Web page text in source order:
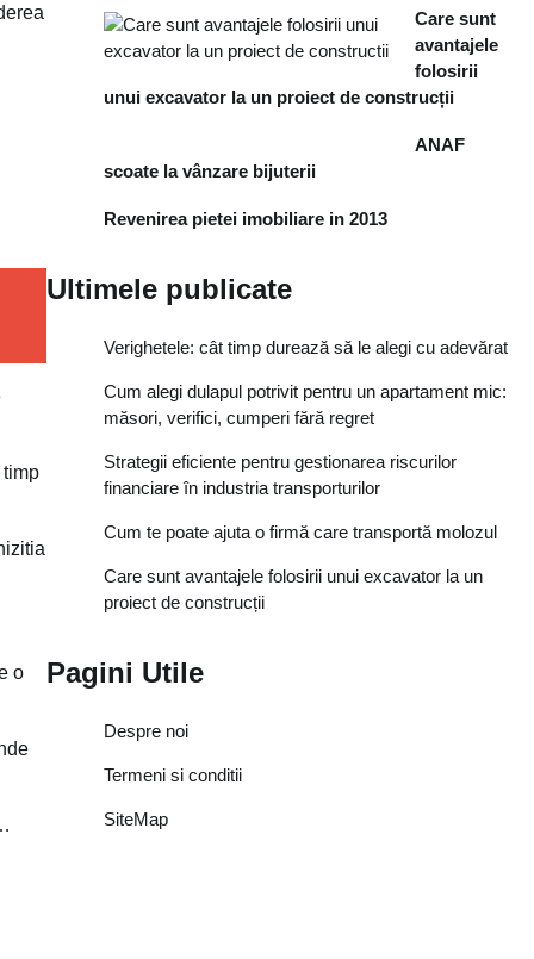
o
Care sunt
avantajele
folosirii
unui excavator la un proiect de construcții
ANAF
scoate la vânzare bijuterii
Revenirea pietei imobiliare in 2013
Ultimele publicate
Verighetele: cât timp durează să le alegi cu adevărat
Cum alegi dulapul potrivit pentru un apartament mic:
măsori, verifici, cumperi fără regret
Strategii eficiente pentru gestionarea riscurilor
financiare în industria transporturilor
Cum te poate ajuta o firmă care transportă molozul
Care sunt avantajele folosirii unui excavator la un
proiect de construcții
Pagini Utile
Despre noi
Termeni si conditii
SiteMap